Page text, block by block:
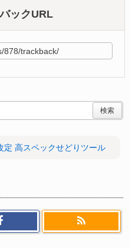
ックURL
定 高スペックせどりツール